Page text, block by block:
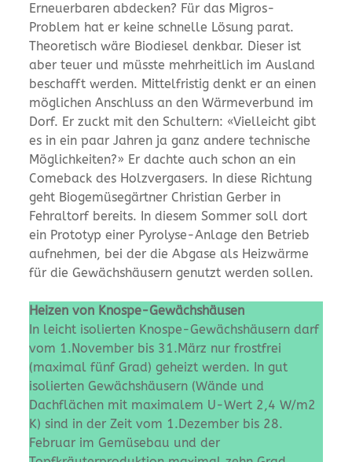
Erneuerbaren abdecken? Für das Migros-
Problem hat er keine schnelle Lösung parat.
Theoretisch wäre Biodiesel denkbar. Dieser ist
aber teuer und müsste mehrheitlich im Ausland
beschafft werden. Mittelfristig denkt er an einen
möglichen Anschluss an den Wärmeverbund im
Dorf. Er zuckt mit den Schultern: «Vielleicht gibt
es in ein paar Jahren ja ganz andere technische
Möglichkeiten?» Er dachte auch schon an ein
Comeback des Holzvergasers. In diese Richtung
geht Biogemüsegärtner Christian Gerber in
Fehraltorf bereits. In diesem Sommer soll dort
ein Prototyp einer Pyrolyse-Anlage den Betrieb
aufnehmen, bei der die Abgase als Heizwärme
für die Gewächshäusern genutzt werden sollen.
Heizen von Knospe-Gewächshäusen
In leicht isolierten Knospe-Gewächshäusern darf
vom 1.November bis 31.März nur frostfrei
(maximal fünf Grad) geheizt werden. In gut
isolierten Gewächshäusern (Wände und
Dachflächen mit maximalem U-Wert 2,4 W/m2
K) sind in der Zeit vom 1.Dezember bis 28.
Februar im Gemüsebau und der